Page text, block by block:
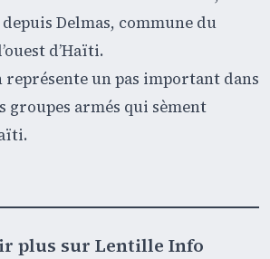
Delmas, commune du
d’Haïti.
un pas important dans
groupes armés qui sèment
plus sur Lentille Info